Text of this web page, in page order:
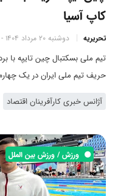
کاپ آسیا
تحریریه دوشنبه 20 مرداد 1404 - 17:29
تیم ملی بسکتبال چین تایپه با
حریف تیم ملی ایران در یک
آژانس خبری کارآفرینان اقتصاد
ورزش / ورزش بین الملل